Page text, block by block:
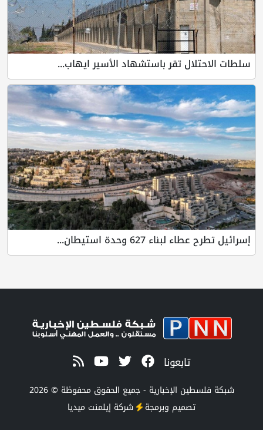
سلطات الاحتلال تقر باستشهاد الأسير ايهاب...
إسرائيل تطرح عطاء لبناء 627 وحدة استيطان...
تابعونا
شبكة فلسطين الإخبارية - جميع الحقوق محفوظة © 2026
تصميم وبرمجة شركة إيلمنت ميديا